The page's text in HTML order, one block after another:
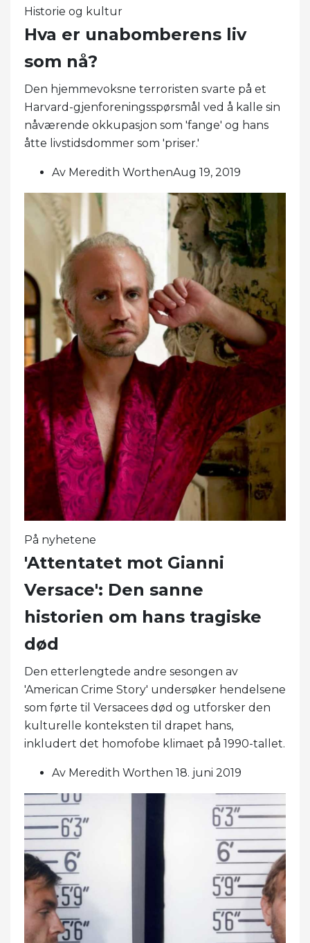
Historie og kultur
Hva er unabomberens liv
som nå?
Den hjemmevoksne terroristen svarte på et
Harvard-gjenforeningsspørsmål ved å kalle sin
nåværende okkupasjon som 'fange' og hans
åtte livstidsdommer som 'priser.'
Av Meredith WorthenAug 19, 2019
På nyhetene
'Attentatet mot Gianni
Versace': Den sanne
historien om hans tragiske
død
Den etterlengtede andre sesongen av
'American Crime Story' undersøker hendelsene
som førte til Versacees død og utforsker den
kulturelle konteksten til drapet hans,
inkludert det homofobe klimaet på 1990-tallet.
Av Meredith Worthen 18. juni 2019